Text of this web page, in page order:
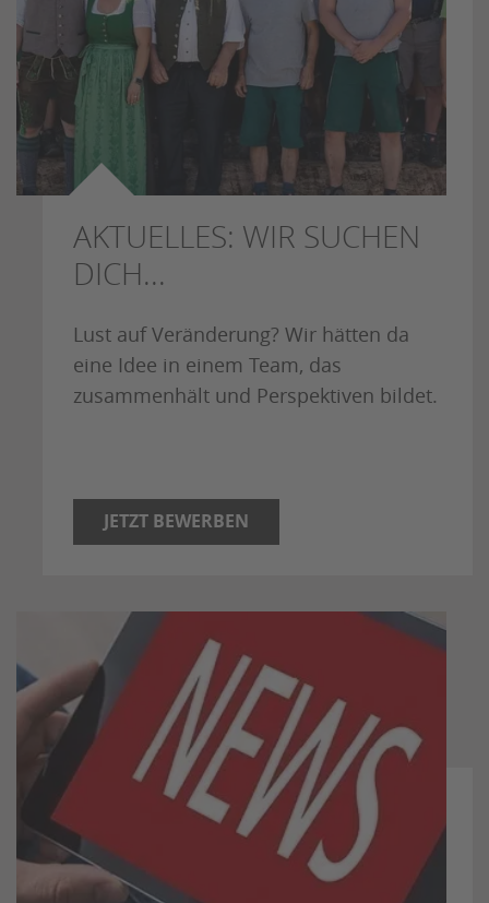
AKTUELLES: WIR SUCHEN
DICH...
Lust auf Veränderung? Wir hätten da
eine Idee in einem Team, das
zusammenhält und Perspektiven bildet.
JETZT BEWERBEN